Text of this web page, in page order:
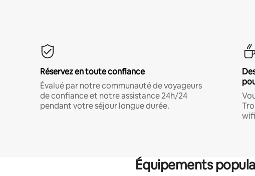
Réservez en toute confiance
Évalué par notre communauté de voyageurs
de confiance et notre assistance 24h/24
pendant votre séjour longue durée.
Équipements